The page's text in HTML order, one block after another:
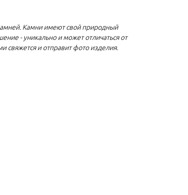
Камни имеют свой природный
- уникально и может отличаться от
свяжется и отправит фото изделия.